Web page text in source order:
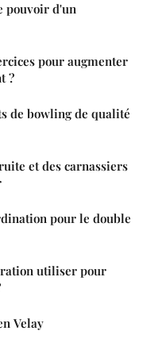
pouvoir d'un
pour augmenter
?
de bowling de qualité
et des carnassiers
pour le double
utiliser pour
Velay